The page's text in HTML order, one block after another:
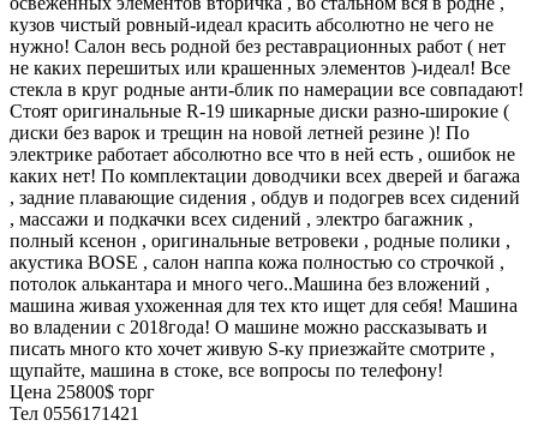
кузов чистый ровный-идеал красить абсолютно не чего не
нужно! Салон весь родной без реставрационных работ ( нет
не каких перешитых или крашенных элементов )-идеал! Все
стекла в круг родные анти-блик по намерации все совпадают!
Стоят оригинальные R-19 шикарные диски разно-широкие (
диски без варок и трещин на новой летней резине )! По
электрике работает абсолютно все что в ней есть , ошибок не
каких нет! По комплектации доводчики всех дверей и багажа
, задние плавающие сидения , обдув и подогрев всех сидений
, массажи и подкачки всех сидений , электро багажник ,
полный ксенон , оригинальные ветровеки , родные полики ,
акустика BOSE , салон наппа кожа полностью со строчкой ,
потолок алькантара и много чего..Машина без вложений ,
машина живая ухоженная для тех кто ищет для себя! Машина
во владении с 2018года! О машине можно рассказывать и
писать много кто хочет живую S-ку приезжайте смотрите ,
щупайте, машина в стоке, все вопросы по телефону!
Цена 25800$ торг
Тел 0556171421